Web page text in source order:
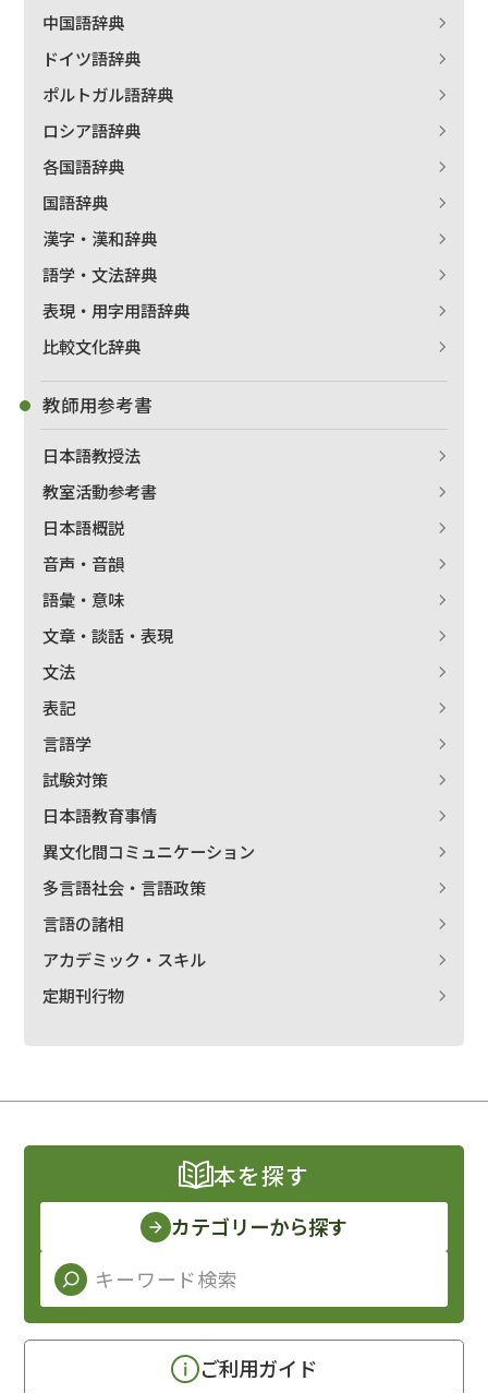
中国語辞典
ドイツ語辞典
ポルトガル語辞典
ロシア語辞典
各国語辞典
国語辞典
漢字・漢和辞典
語学・文法辞典
表現・用字用語辞典
比較文化辞典
教師用参考書
日本語教授法
教室活動参考書
日本語概説
音声・音韻
語彙・意味
文章・談話・表現
文法
表記
言語学
試験対策
日本語教育事情
異文化間コミュニケーション
多言語社会・言語政策
言語の諸相
アカデミック・スキル
定期刊行物
本を探す
カテゴリーから探す
ご利用ガイド